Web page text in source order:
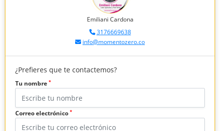
Emiliani Cardona
3176669638
info@momentozero.co
¿Prefieres que te contactemos?
Tu nombre *
Correo electrónico *